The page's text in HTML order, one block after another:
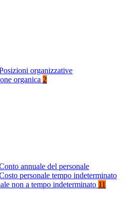
organizzative
organica 2
annuale del personale
personale tempo indeterminato
non a tempo indeterminato 11